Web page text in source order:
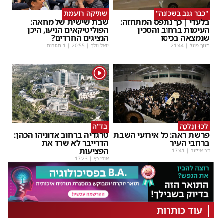
"כבר גנב בשכונה"
בלעדי | כך נתפס המתחזה:
העימות ברחוב והסכין
שנמצאה בכיסו
חנוך פוגל |
21:44
שתיקה רועמת
שבת שישית של מחאה:
הפוליטיקאים הגיעו, היכן
הנציגים החרדים?
יואל וולך |
20:55 | 1 תגובות
לְכוּ וְנֵלְכָה
פרשת ראה: כל אירועי השבת
ברחבי העיר
דב אייזנר |
17:41
1
בד"ה
טרגדיה ברחוב אדוניהו הכהן:
הדרייבר לא שרד את
הפציעות
אורי כץ |
17:23
עוד כותרות